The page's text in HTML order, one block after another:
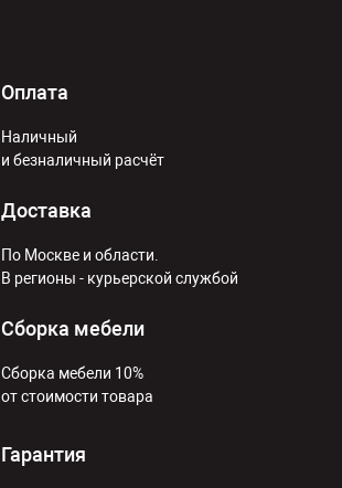
Оплата
Наличный
и безналичный расчёт
Доставка
По Москве и области.
В регионы - курьерской службой
Сборка мебели
Сборка мебели 10%
от стоимости товара
Гарантия